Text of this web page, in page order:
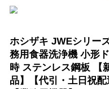
ホシザキ JWEシリー
務用食器洗浄機 小形
時 ステンレス鋼板 【
品】【代引・土日祝配